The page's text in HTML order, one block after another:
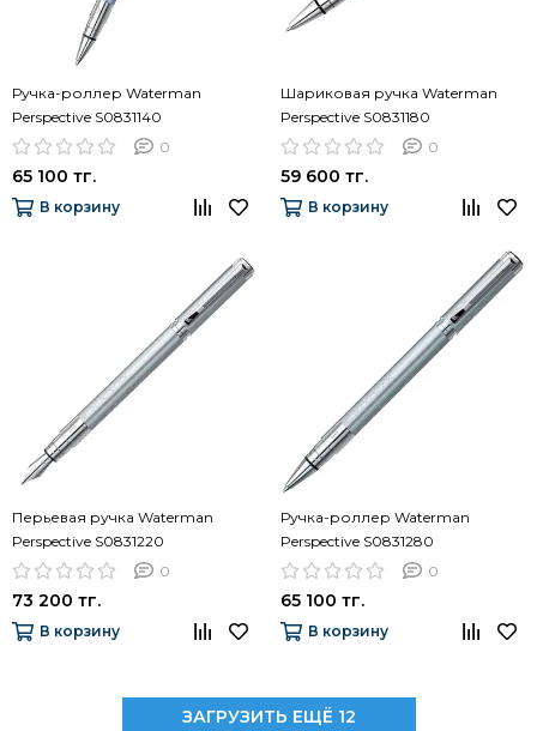
Ручка-роллер Waterman
Perspective S0831140
0
65 100 тг.
В корзину
Шариковая ручка Waterman
Perspective S0831180
0
59 600 тг.
В корзину
Перьевая ручка Waterman
Perspective S0831220
0
73 200 тг.
В корзину
Ручка-роллер Waterman
Perspective S0831280
0
65 100 тг.
В корзину
ЗАГРУЗИТЬ ЕЩЁ 12